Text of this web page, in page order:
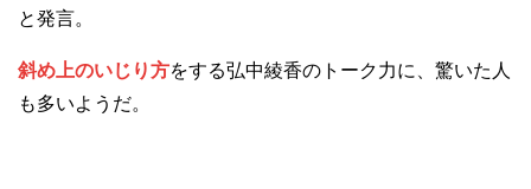
と発言。
斜め上のいじり方をする弘中綾香のトーク力に、驚いた人
も多いようだ。